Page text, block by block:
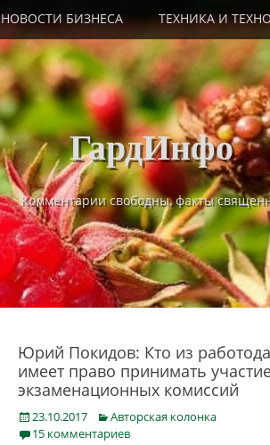
НОВОСТИ БИЗНЕСА ТЕХНИКА И
ГардИнфо
Комментарии свободны, факты
Юрий Покидов: Кто из
имеет право принимать
экзаменационных комиссий
Posted
on
23.10.2017 Categories
Авторская колонка
15 комментариев